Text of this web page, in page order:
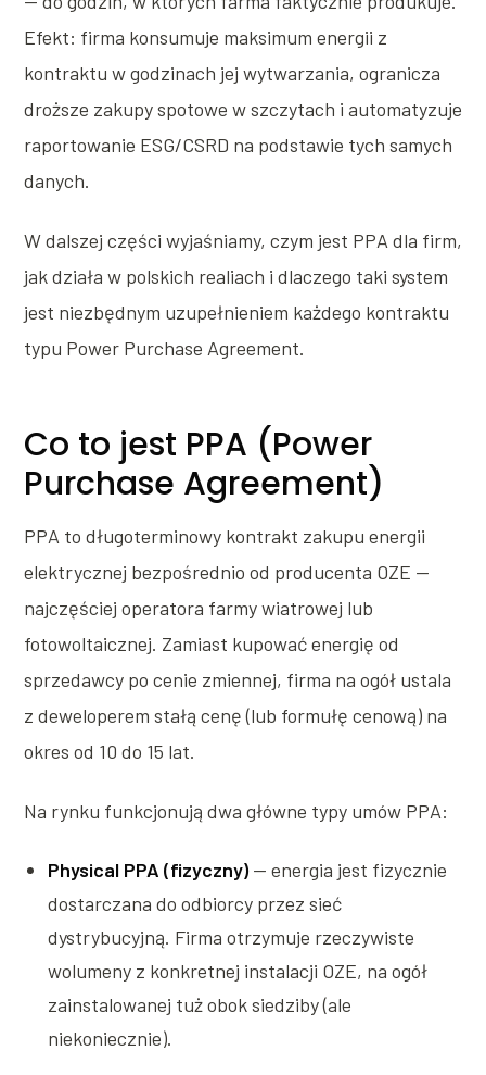
Efekt: firma konsumuje maksimum energii z
kontraktu w godzinach jej wytwarzania, ogranicza
droższe zakupy spotowe w szczytach i automatyzuje
raportowanie ESG/CSRD na podstawie tych samych
danych.
W dalszej części wyjaśniamy, czym jest PPA dla firm,
jak działa w polskich realiach i dlaczego taki system
jest niezbędnym uzupełnieniem każdego kontraktu
typu Power Purchase Agreement.
Co to jest PPA (Power
Purchase Agreement)
PPA to długoterminowy kontrakt zakupu energii
elektrycznej bezpośrednio od producenta OZE —
najczęściej operatora farmy wiatrowej lub
fotowoltaicznej. Zamiast kupować energię od
sprzedawcy po cenie zmiennej, firma na ogół ustala
z deweloperem stałą cenę (lub formułę cenową) na
okres od 10 do 15 lat.
Na rynku funkcjonują dwa główne typy umów PPA:
Physical PPA (fizyczny) — energia jest fizycznie
dostarczana do odbiorcy przez sieć
dystrybucyjną. Firma otrzymuje rzeczywiste
wolumeny z konkretnej instalacji OZE, na ogół
zainstalowanej tuż obok siedziby (ale
niekoniecznie).